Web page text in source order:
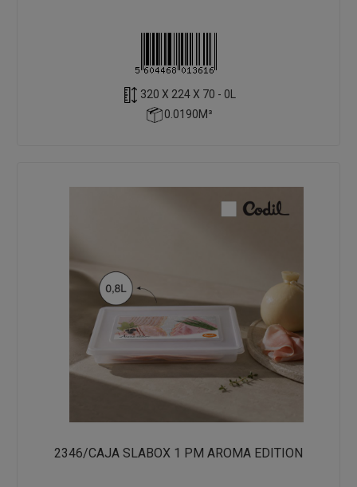
320 X 224 X 70 - 0L
0.0190M³
2346/CAJA SLABOX 1 PM AROMA EDITION